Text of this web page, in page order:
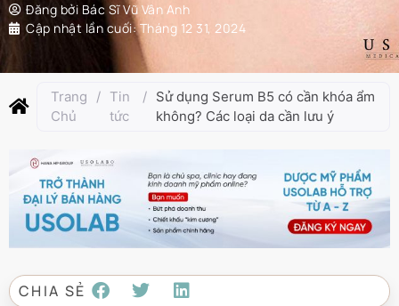
Đăng bởi Bác Sĩ Vũ Vân Anh
Cập nhật lần cuối:Tháng 12 31, 2024
Trang
Chủ
/ Tin
tức
/ Sử dụng Serum B5 có cần khóa ẩm
không? Các loại da cần lưu ý
CHIA SẺ